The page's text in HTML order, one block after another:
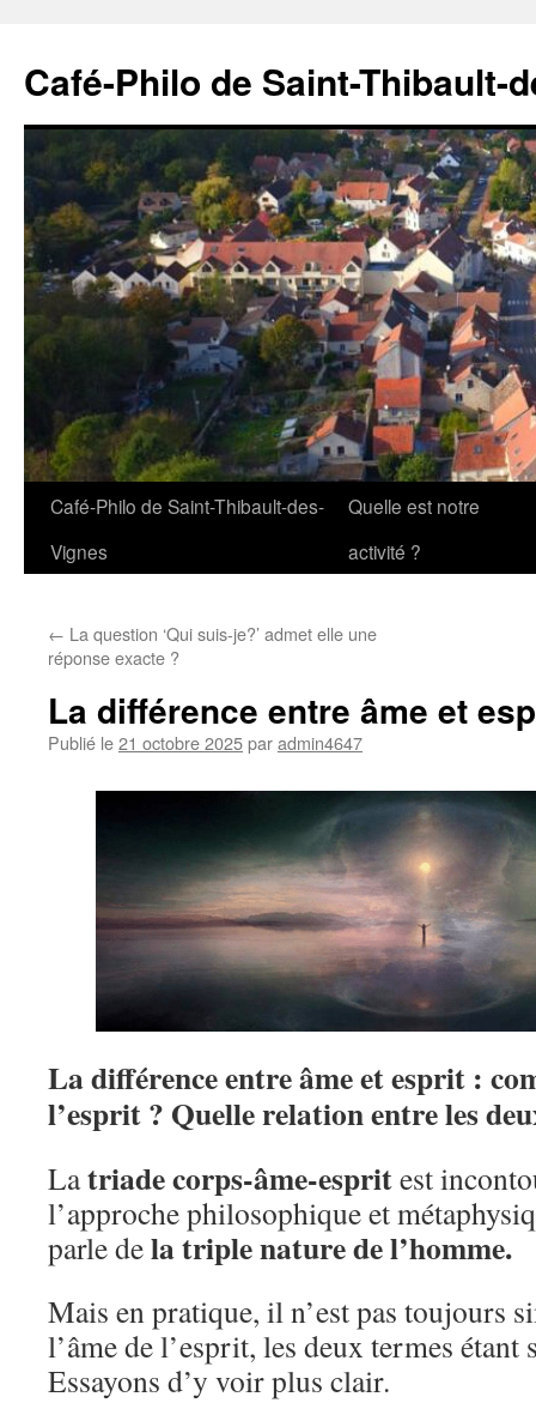
contenu
Café-Philo de Saint-Thibault-
Café-Philo de Saint-Thibault-des-
Vignes
Quelle est notre
activité ?
← La question ‘Qui suis-je?’ admet elle une
réponse exacte ?
La différence entre âme et
Publié le21 octobre 2025paradmin4647
La différence entre âme et esprit :
l’esprit ? Quelle relation entre les
Latriade corps-âme-espritest
l’approche philosophique et
parle dela triple nature de l’homme.
Mais en pratique, il n’est pas toujours
l’âme de l’esprit, les deux termes
Essayons d’y voir plus clair.